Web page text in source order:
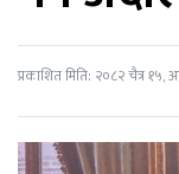
प्रकाशित मिति: २०८२ चैत्र १५,